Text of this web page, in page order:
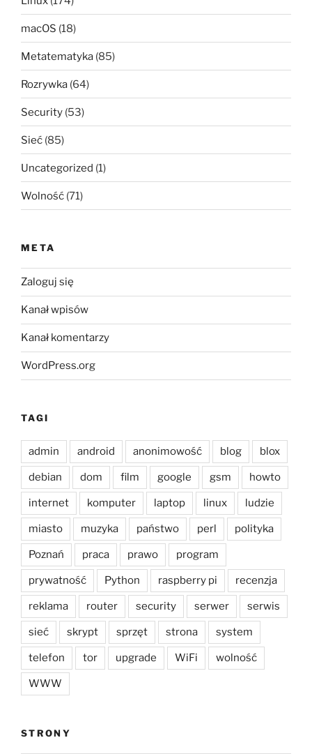
macOS (18)
Metatematyka (85)
Rozrywka (64)
Security (53)
Sieć (85)
Uncategorized (1)
Wolność (71)
META
Zaloguj się
Kanał wpisów
Kanał komentarzy
WordPress.org
TAGI
admin android anonimowość blog blox
debian dom film google gsm howto
internet komputer laptop linux ludzie
miasto muzyka państwo perl polityka
Poznań praca prawo program
prywatność Python raspberry pi recenzja
reklama router security serwer serwis
sieć skrypt sprzęt strona system
telefon tor upgrade WiFi wolność
WWW
STRONY